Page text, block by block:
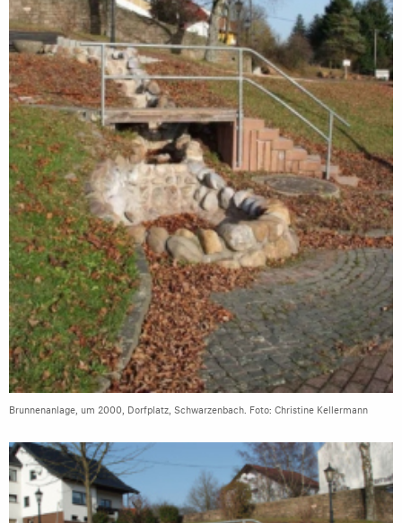
Brunnenanlage, um 2000, Dorfplatz, Schwarzenbach. Foto: Christine Kellermann